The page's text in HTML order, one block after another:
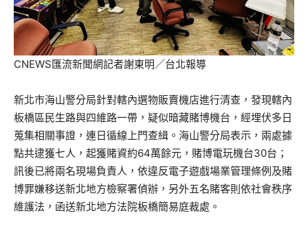
CNEWS匯流新聞網記者謝東明／台北報導
新北市海山警分局針對轄內選物販賣機店進行清查，發現轄內
板橋區民生路與四維路一帶，疑似暗藏賭博機台，經埋伏多日
蒐集相關事證，連日循線上門查緝。海山警分局表示，兩處據
點共逮獲七人，起獲賭資約64萬餘元，賭博電玩機台30台；
訊後已將兩名現場負責人，依違反電子遊戲場業管理條例及賭
博罪嫌移送新北地方檢察署偵辦，另外五名賭客則依社會秩序
維護法，函送新北地方法院板橋簡易庭裁處。